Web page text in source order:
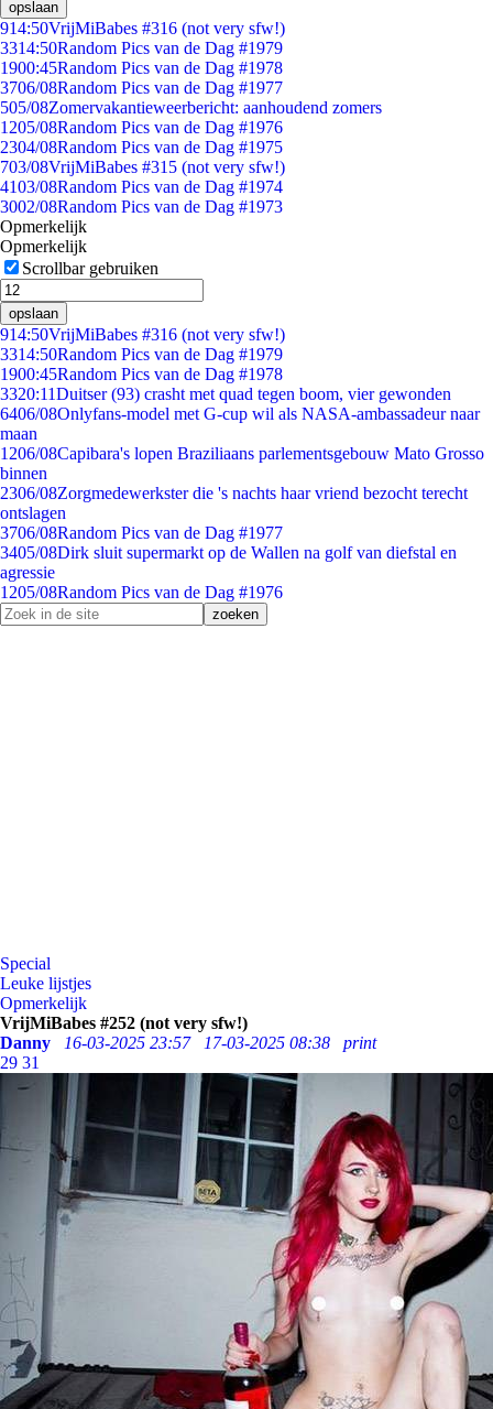
opslaan
914:50VrijMiBabes #316 (not very sfw!)
3314:50Random Pics van de Dag #1979
1900:45Random Pics van de Dag #1978
3706/08Random Pics van de Dag #1977
505/08Zomervakantieweerbericht: aanhoudend zomers
1205/08Random Pics van de Dag #1976
2304/08Random Pics van de Dag #1975
703/08VrijMiBabes #315 (not very sfw!)
4103/08Random Pics van de Dag #1974
3002/08Random Pics van de Dag #1973
Opmerkelijk
Opmerkelijk
Scrollbar gebruiken
opslaan
914:50VrijMiBabes #316 (not very sfw!)
3314:50Random Pics van de Dag #1979
1900:45Random Pics van de Dag #1978
3320:11Duitser (93) crasht met quad tegen boom, vier gewonden
6406/08Onlyfans-model met G-cup wil als NASA-ambassadeur naar
maan
1206/08Capibara's lopen Braziliaans parlementsgebouw Mato Grosso
binnen
2306/08Zorgmedewerkster die 's nachts haar vriend bezocht terecht
ontslagen
3706/08Random Pics van de Dag #1977
3405/08Dirk sluit supermarkt op de Wallen na golf van diefstal en
agressie
1205/08Random Pics van de Dag #1976
Special
Leuke lijstjes
Opmerkelijk
VrijMiBabes #252 (not very sfw!)
Danny
16-03-2025 23:57 17-03-2025 08:38
print
29 31